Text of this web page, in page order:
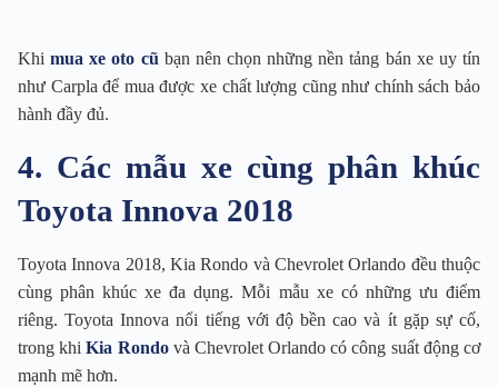
Khimua xe oto cũbạn nên chọn những nền tảng bán xe uy tín
như Carpla để mua được xe chất lượng cũng như chính sách bảo
hành đầy đủ.
4. Các mẫu xe cùng phân khúc
Toyota Innova 2018
Toyota Innova 2018, Kia Rondo và Chevrolet Orlando đều thuộc
cùng phân khúc xe đa dụng. Mỗi mẫu xe có những ưu điểm
riêng. Toyota Innova nổi tiếng với độ bền cao và ít gặp sự cố,
trong khiKia Rondovà Chevrolet Orlando có công suất động cơ
mạnh mẽ hơn.